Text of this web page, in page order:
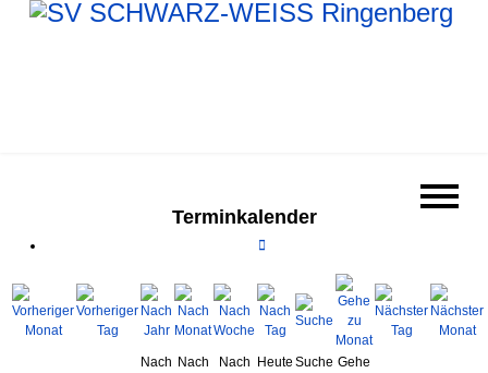
Terminkalender
Nach Nach
Nach
Heute Suche Gehe